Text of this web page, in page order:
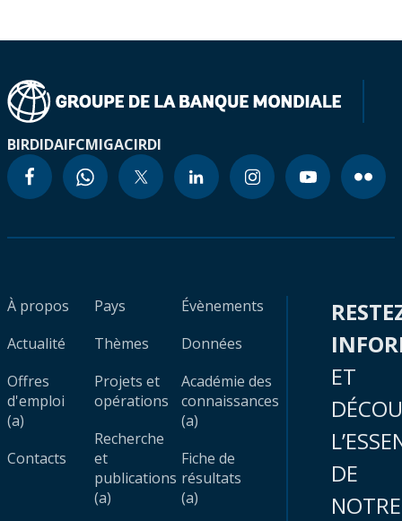
BIRDIDAIFCMIGACIRDI
À propos
Actualité
Offres
d'emploi
(a)
Contacts
Pays
Thèmes
Projets et
opérations
Recherche
et
publications
(a)
Évènements
Données
Académie des
connaissances
(a)
Fiche de
résultats
(a)
ET
DE
NOTRE